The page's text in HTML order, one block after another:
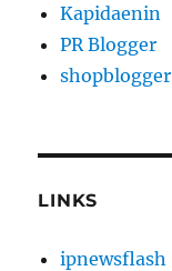
Kapidaenin
PR Blogger
shopblogger
LINKS
ipnewsflash